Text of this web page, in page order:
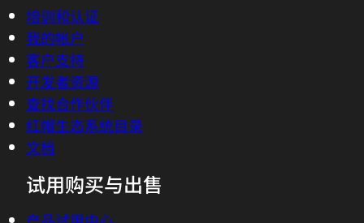
培训和认证
我的帐户
客户支持
开发者资源
查找合作伙伴
红帽生态系统目录
文档
试用购买与出售